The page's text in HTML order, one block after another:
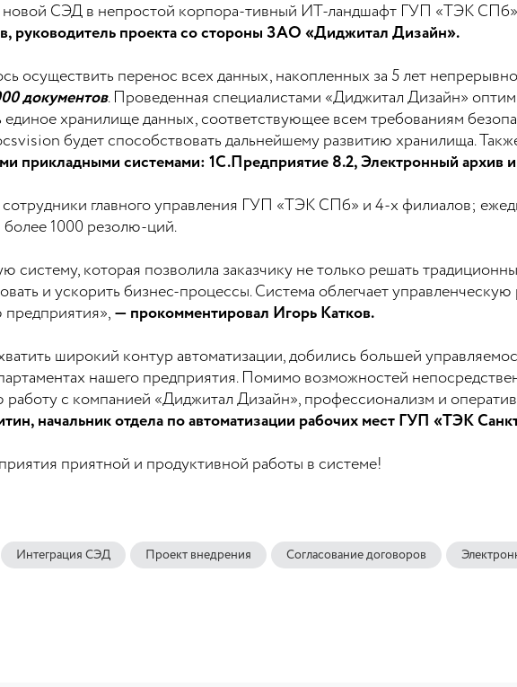
новой СЭД в непростой корпора-тивный ИТ-ландшафт ГУП «ТЭК
руководитель проекта со стороны ЗАО «Диджитал Дизайн».
осуществить перенос всех данных, накопленных за 5 лет
документов. Проведенная специалистами «Диджитал Дизайн»
единое хранилище данных, соответствующее всем требованиям
будет способствовать дальнейшему развитию хранилища.
прикладными системами: 1С.Предприятие 8.2, Электронный архив
главного управления ГУП «ТЭК СПб» и 4-х филиалов;
более 1000 резолю-ций.
систему, которая позволила заказчику не только решать
и ускорить бизнес-процессы. Система облегчает
— прокомментировал Игорь Катков.
широкий контур автоматизации, добились большей
нашего предприятия. Помимо возможностей
с компанией «Диджитал Дизайн», профессионализм и
начальник отдела по автоматизации рабочих мест ГУП «ТЭК
приятной и продуктивной работы в системе!
Интеграция СЭД Проект внедрения Согласование договоров